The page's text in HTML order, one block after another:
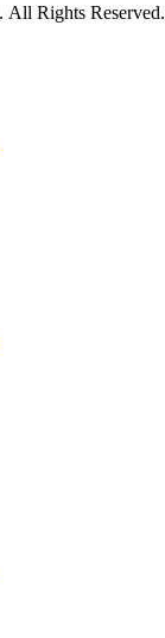
Rights Reserved.